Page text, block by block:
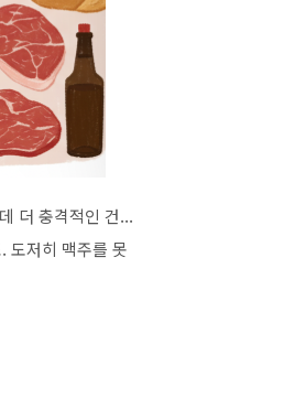
더 충격적인 건...
도저히 맥주를 못